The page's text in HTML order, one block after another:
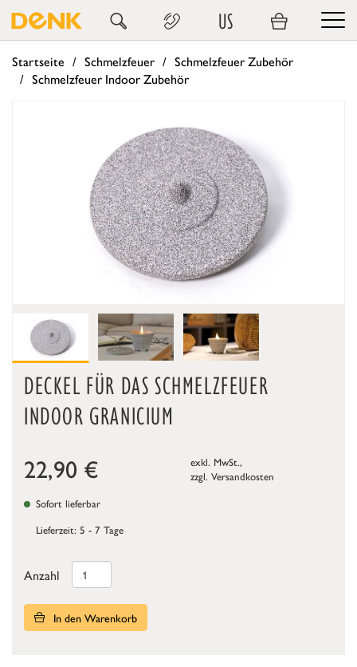
US
Startseite Schmelzfeuer
Schmelzfeuer Zubehör
Schmelzfeuer Indoor Zubehör
DECKEL FÜR DAS SCHMELZFEUER
INDOOR GRANICIUM
22,90 €
exkl. MwSt.,
zzgl. Versandkosten
Sofort lieferbar
Lieferzeit: 5 - 7 Tage
Anzahl
In den Warenkorb